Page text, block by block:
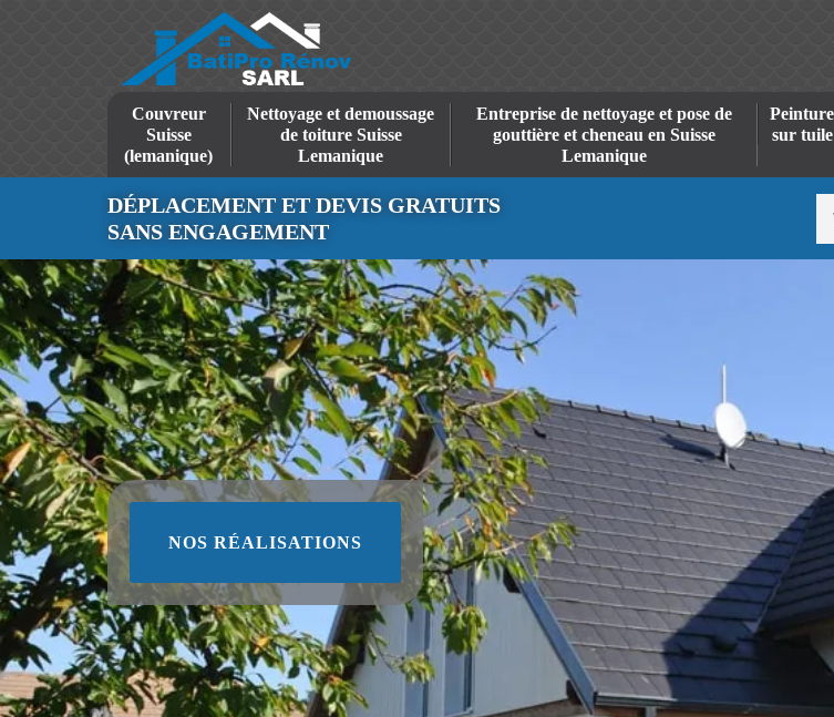
Couvreur
Suisse
(lemanique)
Nettoyage et demoussage
de toiture Suisse
Lemanique
Entreprise de nettoyage et pose de
gouttière et cheneau en Suisse
Lemanique
Peinture
sur tuile
DÉPLACEMENT ET DEVIS GRATUITS
SANS ENGAGEMENT
NOS RÉALISATIONS